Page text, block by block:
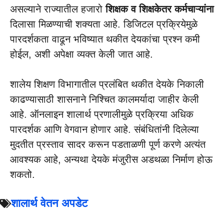
असल्याने राज्यातील हजारोशिक्षक व शिक्षकेतर कर्मचाऱ्यांना
दिलासा मिळण्याची शक्यता आहे. डिजिटल प्रक्रियेमुळे
पारदर्शकता वाढून भविष्यात थकीत देयकांचा प्रश्न कमी
होईल, अशी अपेक्षा व्यक्त केली जात आहे.
शालेय शिक्षण विभागातील प्रलंबित थकीत देयके निकाली
काढण्यासाठी शासनाने निश्चित कालमर्यादा जाहीर केली
आहे. ऑनलाइन शालार्थ प्रणालीमुळे प्रक्रिया अधिक
पारदर्शक आणि वेगवान होणार आहे. संबंधितांनी दिलेल्या
मुदतीत प्रस्ताव सादर करून पडताळणी पूर्ण करणे अत्यंत
आवश्यक आहे, अन्यथा देयके मंजुरीस अडथळा निर्माण होऊ
शकतो.
शालार्थ वेतन अपडेट